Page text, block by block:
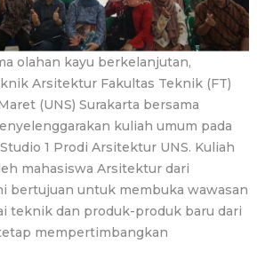
olahan kayu berkelanjutan,
Arsitektur Fakultas Teknik (FT)
(UNS) Surakarta bersama
kuliah umum pada
1 Prodi Arsitektur UNS. Kuliah
mahasiswa Arsitektur dari
bertujuan untuk membuka wawasan
teknik dan produk-produk baru dari
mempertimbangkan